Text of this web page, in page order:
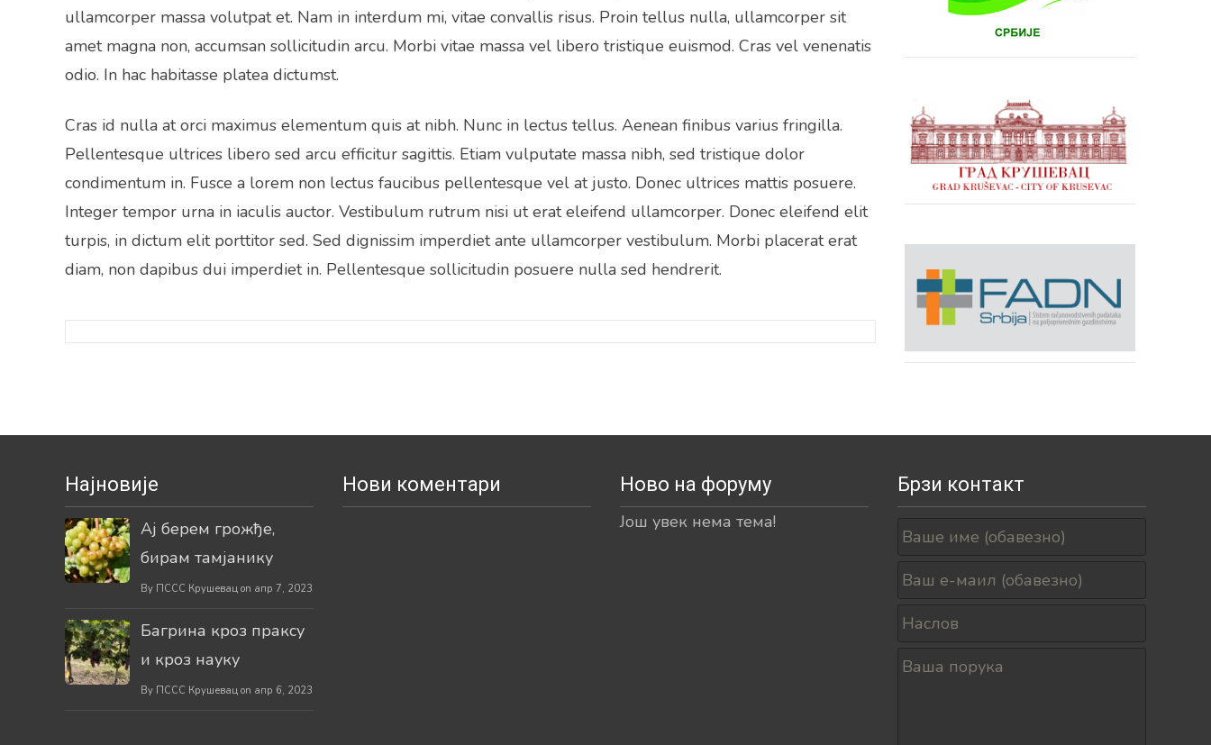
ullamcorper massa volutpat et. Nam in interdum mi, vitae convallis risus. Proin tellus nulla, ullamcorper sit
amet magna non, accumsan sollicitudin arcu. Morbi vitae massa vel libero tristique euismod. Cras vel venenatis
odio. In hac habitasse platea dictumst.
Cras id nulla at orci maximus elementum quis at nibh. Nunc in lectus tellus. Aenean finibus varius fringilla.
Pellentesque ultrices libero sed arcu efficitur sagittis. Etiam vulputate massa nibh, sed tristique dolor
condimentum in. Fusce a lorem non lectus faucibus pellentesque vel at justo. Donec ultrices mattis posuere.
Integer tempor urna in iaculis auctor. Vestibulum rutrum nisi ut erat eleifend ullamcorper. Donec eleifend elit
turpis, in dictum elit porttitor sed. Sed dignissim imperdiet ante ullamcorper vestibulum. Morbi placerat erat
diam, non dapibus dui imperdiet in. Pellentesque sollicitudin posuere nulla sed hendrerit.
Најновије
Ај берем грожђе,
бирам тамјанику
By ПССС Крушевац on апр 7, 2023
Багрина кроз праксу
и кроз науку
By ПССС Крушевац on апр 6, 2023
Нови коментари Ново на форуму
Још увек нема тема!
Брзи контакт